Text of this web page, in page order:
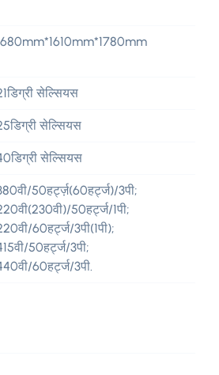
mm*1610mm*1780mm
सेल्सियस
सेल्सियस
सेल्सियस
50हर्ट्ज़(60हर्ट्ज)/3पी;
50हर्ट्ज/1पी;
60हर्ट्ज/3पी(1पी);
50हर्ट्ज/3पी;
60हर्ट्ज/3पी.